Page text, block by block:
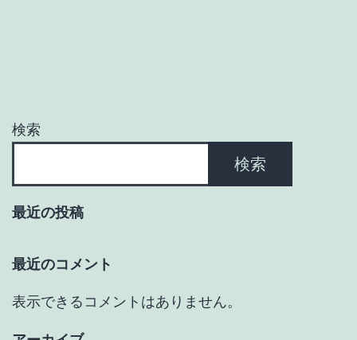
ン
検索
検索
最近の投稿
最近のコメント
表示できるコメントはありません。